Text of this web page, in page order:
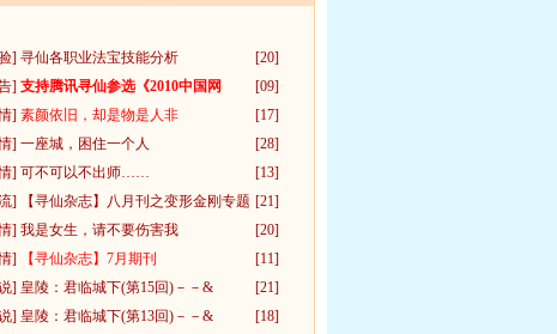
] 寻仙各职业法宝技能分析
[20]
] 支持腾讯寻仙参选《2010中国网
[09]
] 素颜依旧，却是物是人非
[17]
] 一座城，困住一个人
[28]
] 可不可以不出师……
[13]
] 【寻仙杂志】八月刊之变形金刚专题 [21]
] 我是女生，请不要伤害我
[20]
]
【寻仙杂志】7月期刊
[11]
] 皇陵：君临城下(第15回)－－&
[21]
] 皇陵：君临城下(第13回)－－& [18]